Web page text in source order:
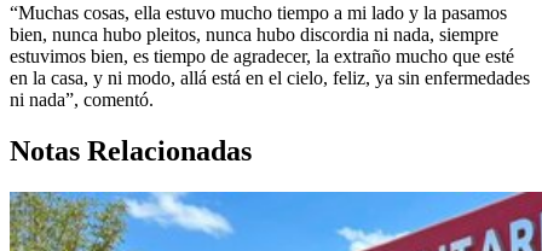
“Muchas cosas, ella estuvo mucho tiempo a mi lado y la pasamos
bien, nunca hubo pleitos, nunca hubo discordia ni nada, siempre
estuvimos bien, es tiempo de agradecer, la extraño mucho que esté
en la casa, y ni modo, allá está en el cielo, feliz, ya sin enfermedades
ni nada”, comentó.
Notas Relacionadas